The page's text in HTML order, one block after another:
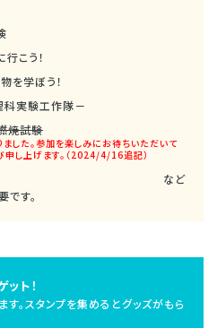
こう！
を学ぼう！
実験工作隊－
焼試験
した。参加を楽しみにお待ちいただいて
し上げます。（2024/4/16追記）
など
す。
ト！
。スタンプを集めるとグッズがもら